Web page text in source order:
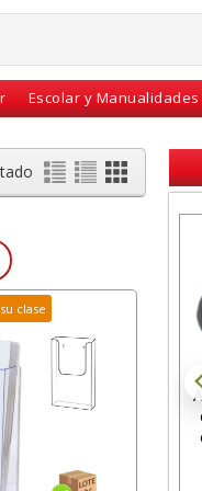
Escolar y Manualidades
clase
Alfombrilla para raton
de espuma tipo gel,